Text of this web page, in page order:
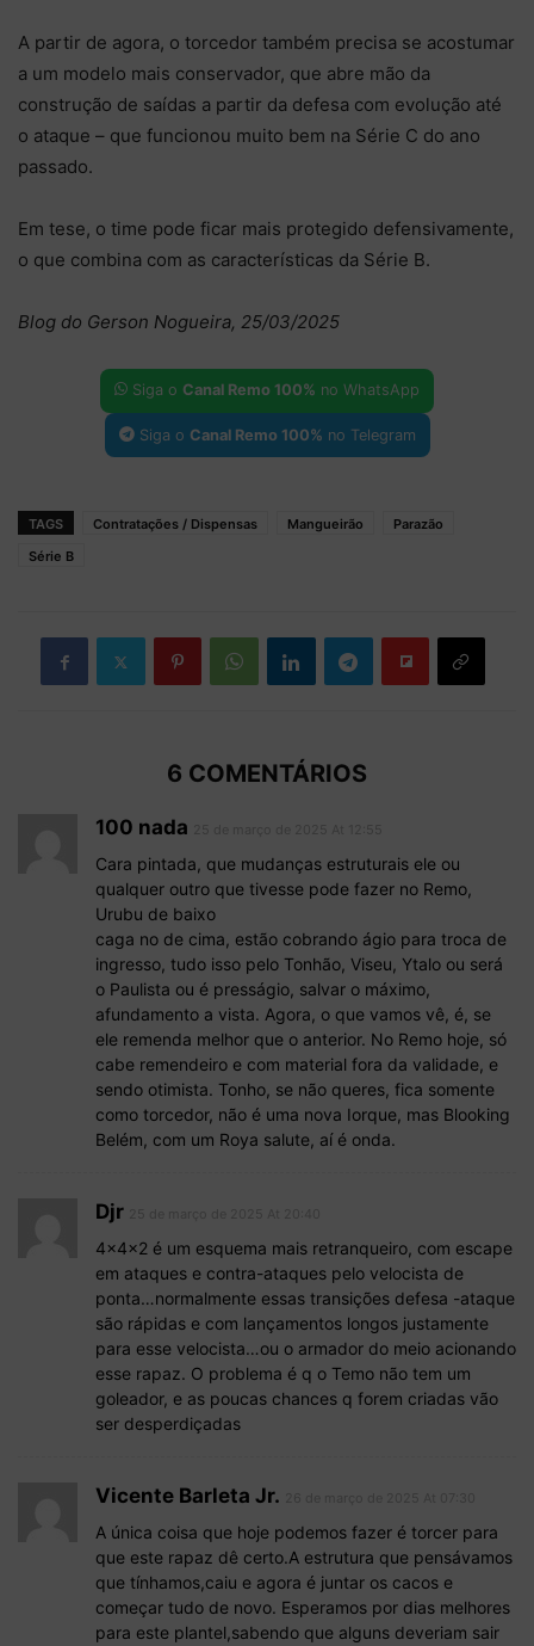
A partir de agora, o torcedor também precisa se acostumar
a um modelo mais conservador, que abre mão da
construção de saídas a partir da defesa com evolução até
o ataque – que funcionou muito bem na Série C do ano
passado.
Em tese, o time pode ficar mais protegido defensivamente,
o que combina com as características da Série B.
Blog do Gerson Nogueira, 25/03/2025
Siga o Canal Remo 100% no WhatsApp
Siga o Canal Remo 100% no Telegram
TAGS Contratações / Dispensas Mangueirão
Parazão
Série B
6 COMENTÁRIOS
100 nada
Cara pintada, que mudanças estruturais ele ou
qualquer outro que tivesse pode fazer no Remo,
Urubu de baixo
caga no de cima, estão cobrando ágio para troca de
ingresso, tudo isso pelo Tonhão, Viseu, Ytalo ou será
o Paulista ou é presságio, salvar o máximo,
afundamento a vista. Agora, o que vamos vê, é, se
ele remenda melhor que o anterior. No Remo hoje, só
cabe remendeiro e com material fora da validade, e
sendo otimista. Tonho, se não queres, fica somente
como torcedor, não é uma nova Iorque, mas Blooking
Belém, com um Roya salute, aí é onda.
Djr
4x4x2 é um esquema mais retranqueiro, com escape
em ataques e contra-ataques pelo velocista de
ponta…normalmente essas transições defesa -ataque
são rápidas e com lançamentos longos justamente
para esse velocista…ou o armador do meio acionando
esse rapaz. O problema é q o Temo não tem um
goleador, e as poucas chances q forem criadas vão
ser desperdiçadas
Vicente Barleta Jr.
A única coisa que hoje podemos fazer é torcer para
que este rapaz dê certo.A estrutura que pensávamos
que tínhamos,caiu e agora é juntar os cacos e
começar tudo de novo. Esperamos por dias melhores
para este plantel,sabendo que alguns deveriam sair